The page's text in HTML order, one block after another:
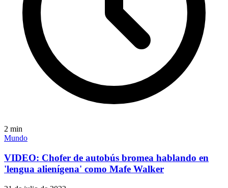
2 min
Mundo
VIDEO: Chofer de autobús bromea hablando en
'lengua alienígena' como Mafe Walker